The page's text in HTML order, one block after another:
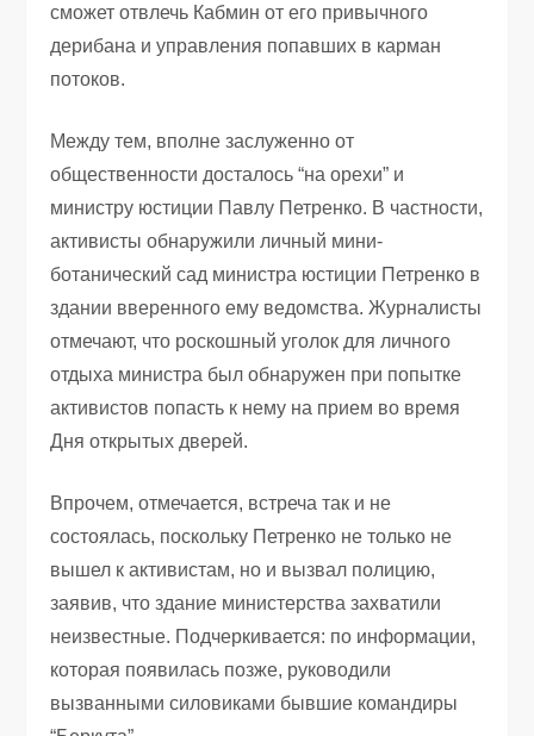
сможет отвлечь Кабмин от его привычного
дерибана и управления попавших в карман
потоков.
Между тем, вполне заслуженно от
общественности досталось “на орехи” и
министру юстиции Павлу Петренко. В частности,
активисты обнаружили личный мини-
ботанический сад министра юстиции Петренко в
здании вверенного ему ведомства. Журналисты
отмечают, что роскошный уголок для личного
отдыха министра был обнаружен при попытке
активистов попасть к нему на прием во время
Дня открытых дверей.
Впрочем, отмечается, встреча так и не
состоялась, поскольку Петренко не только не
вышел к активистам, но и вызвал полицию,
заявив, что здание министерства захватили
неизвестные. Подчеркивается: по информации,
которая появилась позже, руководили
вызванными силовиками бывшие командиры